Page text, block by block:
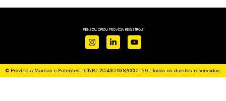
PENSOU. CRIOU. PROVÍCIA REGISTROU!
© Província Marcas e Patentes | CNPJ: 20.430.938/0001-59 | Todos os direitos reservados.